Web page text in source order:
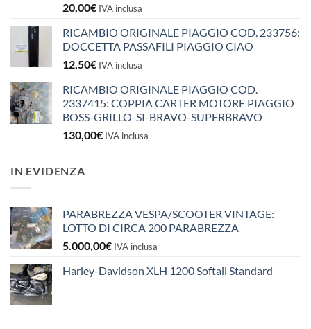
20,00€ IVA inclusa
RICAMBIO ORIGINALE PIAGGIO COD. 233756:
DOCCETTA PASSAFILI PIAGGIO CIAO
12,50€ IVA inclusa
RICAMBIO ORIGINALE PIAGGIO COD.
2337415: COPPIA CARTER MOTORE PIAGGIO
BOSS-GRILLO-SI-BRAVO-SUPERBRAVO
130,00€ IVA inclusa
IN EVIDENZA
PARABREZZA VESPA/SCOOTER VINTAGE:
LOTTO DI CIRCA 200 PARABREZZA
5.000,00€ IVA inclusa
Harley-Davidson XLH 1200 Softail Standard